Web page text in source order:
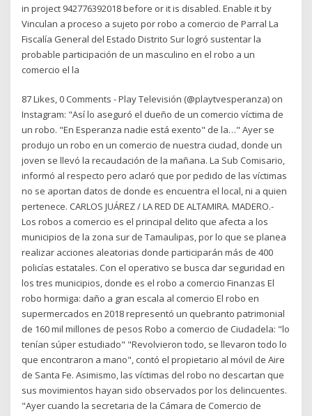
in project 942776392018 before or it is disabled. Enable it by
Vinculan a proceso a sujeto por robo a comercio de Parral La
Fiscalía General del Estado Distrito Sur logró sustentar la
probable participación de un masculino en el robo a un
comercio el la
87 Likes, 0 Comments - Play Televisión (@playtvesperanza) on
Instagram: "Así lo aseguró el dueño de un comercio víctima de
un robo. "En Esperanza nadie está exento" de la…" Ayer se
produjo un robo en un comercio de nuestra ciudad, donde un
joven se llevó la recaudación de la mañana. La Sub Comisario,
informó al respecto pero aclaró que por pedido de las víctimas
no se aportan datos de donde es encuentra el local, ni a quien
pertenece. CARLOS JUÁREZ / LA RED DE ALTAMIRA. MADERO.-
Los robos a comercio es el principal delito que afecta a los
municipios de la zona sur de Tamaulipas, por lo que se planea
realizar acciones aleatorias donde participarán más de 400
policías estatales. Con el operativo se busca dar seguridad en
los tres municipios, donde es el robo a comercio Finanzas El
robo hormiga: daño a gran escala al comercio El robo en
supermercados en 2018 representó un quebranto patrimonial
de 160 mil millones de pesos Robo a comercio de Ciudadela: "lo
tenían súper estudiado" "Revolvieron todo, se llevaron todo lo
que encontraron a mano", contó el propietario al móvil de Aire
de Santa Fe. Asimismo, las víctimas del robo no descartan que
sus movimientos hayan sido observados por los delincuentes.
"Ayer cuando la secretaria de la Cámara de Comercio de